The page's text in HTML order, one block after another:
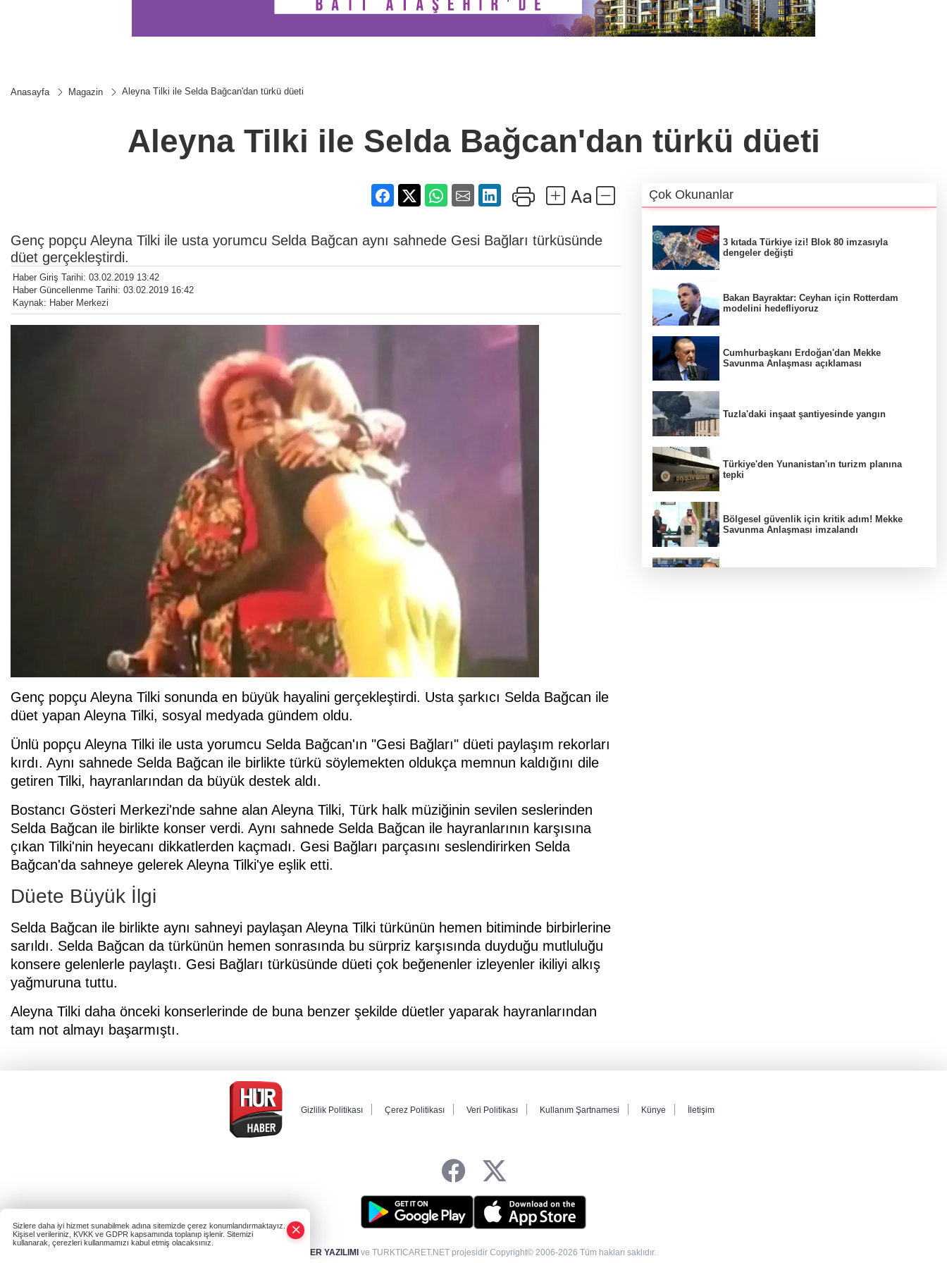
Anasayfa Magazin Aleyna Tilki ile Selda Bağcan'dan türkü düeti
Aleyna Tilki ile Selda Bağcan'dan türkü düeti
Genç popçu Aleyna Tilki ile usta yorumcu Selda Bağcan aynı sahnede Gesi Bağları türküsünde
düet gerçekleştirdi.
Haber Giriş Tarihi: 03.02.2019 13:42
Haber Güncellenme Tarihi: 03.02.2019 16:42
Kaynak: Haber Merkezi
Genç popçu Aleyna Tilki sonunda en büyük hayalini gerçekleştirdi. Usta şarkıcı Selda Bağcan ile
düet yapan Aleyna Tilki, sosyal medyada gündem oldu.
Ünlü popçu Aleyna Tilki ile usta yorumcu Selda Bağcan'ın "Gesi Bağları" düeti paylaşım rekorları
kırdı. Aynı sahnede Selda Bağcan ile birlikte türkü söylemekten oldukça memnun kaldığını dile
getiren Tilki, hayranlarından da büyük destek aldı.
Bostancı Gösteri Merkezi'nde sahne alan Aleyna Tilki, Türk halk müziğinin sevilen seslerinden
Selda Bağcan ile birlikte konser verdi. Aynı sahnede Selda Bağcan ile hayranlarının karşısına
çıkan Tilki'nin heyecanı dikkatlerden kaçmadı. Gesi Bağları parçasını seslendirirken Selda
Bağcan'da sahneye gelerek Aleyna Tilki'ye eşlik etti.
Düete Büyük İlgi
Selda Bağcan ile birlikte aynı sahneyi paylaşan Aleyna Tilki türkünün hemen bitiminde birbirlerine
sarıldı. Selda Bağcan da türkünün hemen sonrasında bu sürpriz karşısında duyduğu mutluluğu
konsere gelenlerle paylaştı. Gesi Bağları türküsünde düeti çok beğenenler izleyenler ikiliyi alkış
yağmuruna tuttu.
Aleyna Tilki daha önceki konserlerinde de buna benzer şekilde düetler yaparak hayranlarından
tam not almayı başarmıştı.
Çok Okunanlar
3 kıtada Türkiye izi! Blok 80 imzasıyla
dengeler değişti
Bakan Bayraktar: Ceyhan için Rotterdam
modelini hedefliyoruz
Cumhurbaşkanı Erdoğan'dan Mekke
Savunma Anlaşması açıklaması
Tuzla'daki inşaat şantiyesinde yangın
Türkiye'den Yunanistan'ın turizm planına
tepki
Bölgesel güvenlik için kritik adım! Mekke
Savunma Anlaşması imzalandı
Gizlilik Politikası Çerez Politikası Veri Politikası Kullanım Şartnamesi Künye İletişim
HABER YAZILIMI ve TURKTICARET.NET projesidir Copyright© 2006-2026 Tüm hakları saklıdır.
Sizlere daha iyi hizmet sunabilmek adına sitemizde çerez konumlandırmaktayız.
Kişisel verileriniz, KVKK ve GDPR kapsamında toplanıp işlenir. Sitemizi
kullanarak, çerezleri kullanmamızı kabul etmiş olacaksınız.